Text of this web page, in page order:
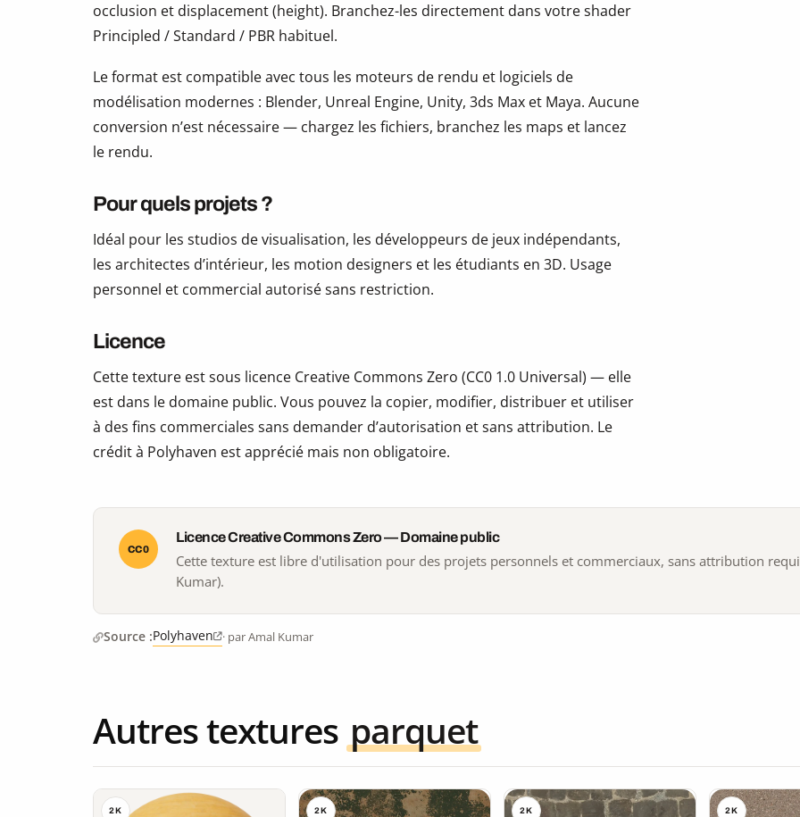
occlusion et displacement (height). Branchez-les directement dans votre shader
Principled / Standard / PBR habituel.
Le format est compatible avec tous les moteurs de rendu et logiciels de
modélisation modernes : Blender, Unreal Engine, Unity, 3ds Max et Maya. Aucune
conversion n’est nécessaire — chargez les fichiers, branchez les maps et lancez
le rendu.
Pour quels projets ?
Idéal pour les studios de visualisation, les développeurs de jeux indépendants,
les architectes d’intérieur, les motion designers et les étudiants en 3D. Usage
personnel et commercial autorisé sans restriction.
Licence
Cette texture est sous licence Creative Commons Zero (CC0 1.0 Universal) — elle
est dans le domaine public. Vous pouvez la copier, modifier, distribuer et utiliser
à des fins commerciales sans demander d’autorisation et sans attribution. Le
crédit à Polyhaven est apprécié mais non obligatoire.
CC0
Licence Creative Commons Zero — Domaine public
Cette texture est libre d'utilisation pour des projets personnels et commerciaux, sans attribution
Kumar).
Source :Polyhaven · par Amal Kumar
Autres textures parquet
2K 2K 2K 2K